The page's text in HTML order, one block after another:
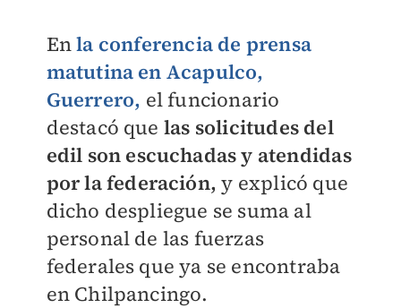
Enla conferencia de prensa
matutina en Acapulco,
Guerrero, el funcionario
destacó que las solicitudes del
edil son escuchadas y atendidas
por la federación, y explicó que
dicho despliegue se suma al
personal de las fuerzas
federales que ya se encontraba
en Chilpancingo.